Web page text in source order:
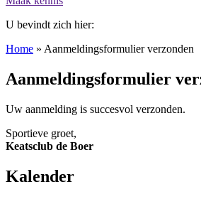
U bevindt zich hier:
Home » Aanmeldingsformulier verzonden
Aanmeldingsformulier
Uw aanmelding is succesvol verzonden.
Sportieve groet,
Keatsclub de Boer
Kalender